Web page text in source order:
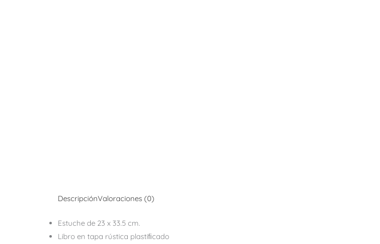
DescripciónValoraciones (0)
Estuche de 23 x 33.5 cm.
Libro en tapa rústica plastiﬁcado